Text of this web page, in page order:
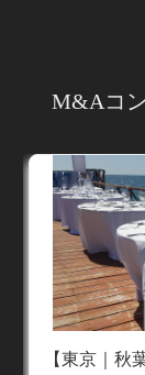
ご提供いたし
取引後の運
取引の成立は
す。当社は、
統合、業務プ
角的な支援を
に対応しなが
課題を解決し
M&Aコ